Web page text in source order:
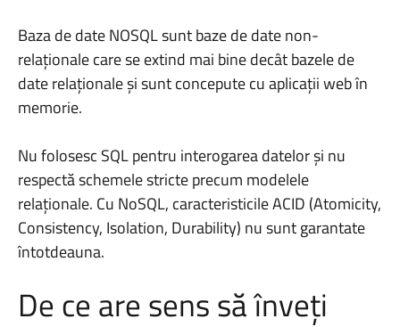
Baza de date NOSQL sunt baze de date non-
relaționale care se extind mai bine decât bazele de
date relaționale și sunt concepute cu aplicații web în
memorie.
Nu folosesc SQL pentru interogarea datelor și nu
respectă schemele stricte precum modelele
relaționale. Cu NoSQL, caracteristicile ACID (Atomicity,
Consistency, Isolation, Durability) nu sunt garantate
întotdeauna.
De ce are sens să înveți